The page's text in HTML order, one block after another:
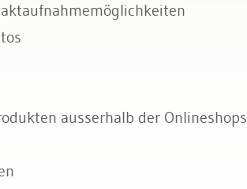
ausserhalb der Onlineshops